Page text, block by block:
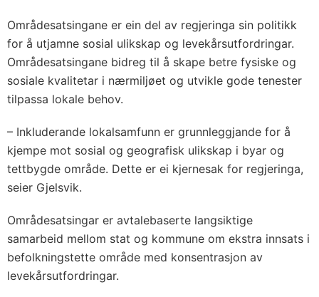
Områdesatsingane er ein del av regjeringa sin politikk
for å utjamne sosial ulikskap og levekårsutfordringar.
Områdesatsingane bidreg til å skape betre fysiske og
sosiale kvalitetar i nærmiljøet og utvikle gode tenester
tilpassa lokale behov.
– Inkluderande lokalsamfunn er grunnleggjande for å
kjempe mot sosial og geografisk ulikskap i byar og
tettbygde område. Dette er ei kjernesak for regjeringa,
seier Gjelsvik.
Områdesatsingar er avtalebaserte langsiktige
samarbeid mellom stat og kommune om ekstra innsats i
befolkningstette område med konsentrasjon av
levekårsutfordringar.